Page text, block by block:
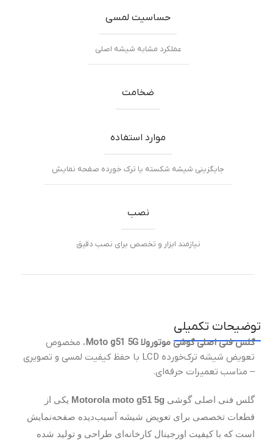
حساسیت لمسی
عملکرد مشابه شیشه اصلی
ضخامت
موارد استفاده
جایگزینی شیشه شکسته یا ترک خورده صفحه نمایش
نصب
نیازمند ابزار و تخصص برای نصب دقیق
توضیحات تکمیلی
گلس فنی اصلی گوشی موتورولا Moto g51 5G
، مخصوص
تعویض شیشه ترک‌خورده LCD با حفظ کیفیت لمسی و تصویری
– مناسب تعمیرات حرفه‌ای.
گلس فنی اصلی گوشی Motorola moto g51 5g یکی از
قطعات تخصصی برای تعویض شیشه آسیب‌دیده صفحه‌نمایش
است که با کیفیت اورجینال کارخانه‌ای طراحی و تولید شده